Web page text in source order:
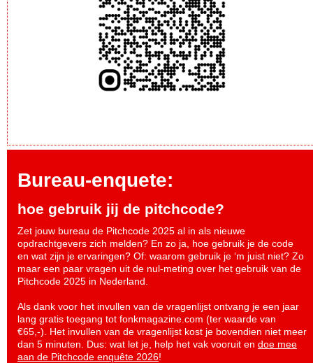
Bureau-enquete:
hoe gebruik jij de pitchcode?
Zet jouw bureau de Pitchcode 2025 al in als nieuwe
opdrachtgevers zich melden? En zo ja, hoe gebruik je de code
en wat zijn je ervaringen? Of: waarom gebruik je ‘m juist niet? Zo
maar een paar vragen uit de nul-meting over het gebruik van de
Pitchcode 2025 in Nederland.
Als dank voor het invullen van de vragenlijst ontvang je een jaar
lang gratis toegang tot fonkmagazine.com (ter waarde van
€65,-). Het invullen van de vragenlijst kost je bovendien niet meer
dan 5 minuten. Dus: wat let je, help het vak vooruit en doe mee
aan de Pitchcode enquête 2026!